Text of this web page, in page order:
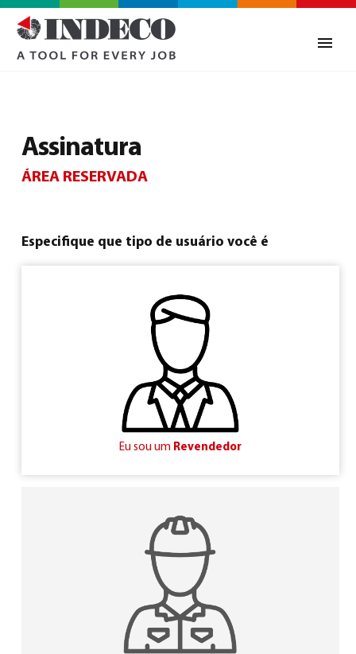
Assinatura
ÁREA RESERVADA
Especifique que tipo de usuário você é
Eu sou um Revendedor